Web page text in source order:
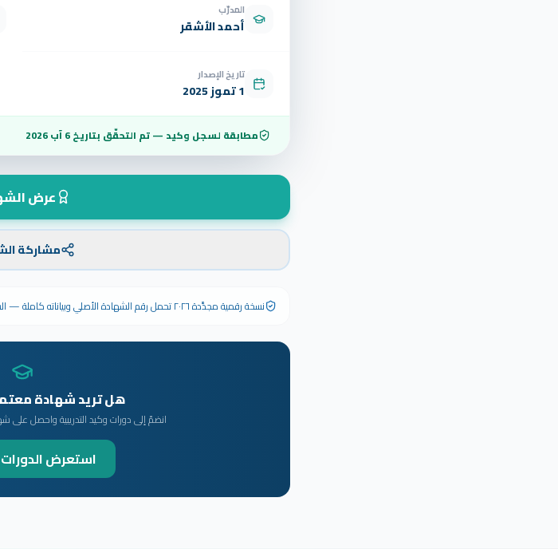
المدرّب
أحمد الأشقر
تاريخ الإصدار
1 تموز 2025
مطابقة لسجل وكيد — تم التحقّق بتاريخ6 آب 2026
عرض
مشاركة
نسخة رقمية مجدَّدة ٢٠٢٦ تحمل رقم الشهادة الأصلي وبياناته كاملة — الشهادة الورقية الأصلية تبقى سارية المفعول.
هل تريد شهادة
انضمّ إلى دورات وكيد التدريبية واحصل
استعرض